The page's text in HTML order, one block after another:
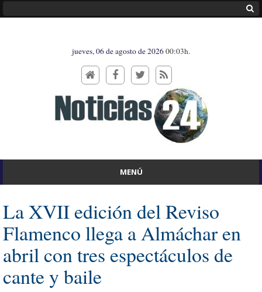
jueves, 06 de agosto de 202600:03h.
MENÚ
La XVII edición del Reviso
Flamenco llega a Almáchar en
abril con tres espectáculos de
cante y baile